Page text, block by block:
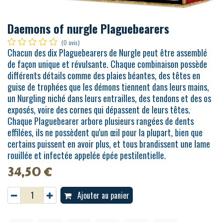
Daemons of nurgle Plaguebearers
(0 avis)
Chacun des dix Plaguebearers de Nurgle peut être assemblé
de façon unique et révulsante. Chaque combinaison possède
différents détails comme des plaies béantes, des têtes en
guise de trophées que les démons tiennent dans leurs mains,
un Nurgling niché dans leurs entrailles, des tendons et des os
exposés, voire des cornes qui dépassent de leurs têtes.
Chaque Plaguebearer arbore plusieurs rangées de dents
effilées, ils ne possèdent qu'un œil pour la plupart, bien que
certains puissent en avoir plus, et tous brandissent une lame
rouillée et infectée appelée épée pestilentielle.
34,50€
Ajouter au panier